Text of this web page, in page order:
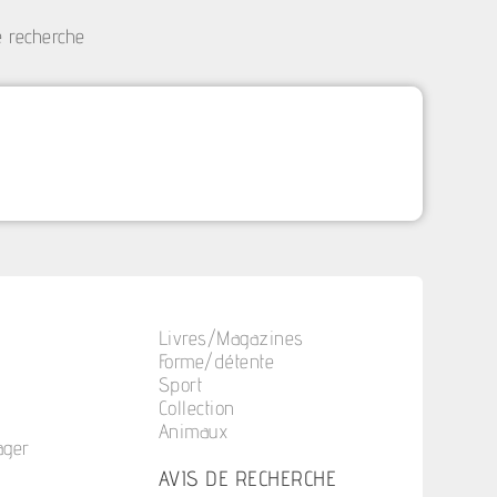
recherche
Livres/Magazines
Forme/détente
Sport
Collection
Animaux
AVIS DE RECHERCHE